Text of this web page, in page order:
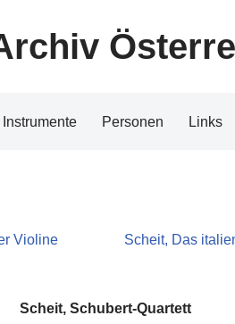
Instrumente Personen Links
Violine Scheit, Das
Scheit, Schubert-Quartett